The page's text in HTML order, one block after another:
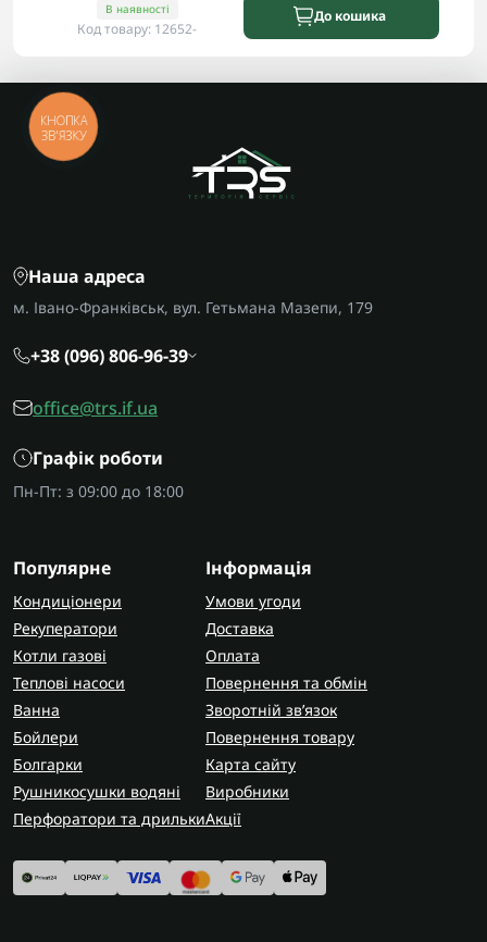
В наявності
Код товару: 12652-
До кошика
Наша адреса
м. Івано-Франківськ, вул. Гетьмана Мазепи, 179
+38 (096) 806-96-39
office@trs.if.ua
Графік роботи
Пн-Пт: з 09:00 до 18:00
Популярне
Кондиціонери
Рекуператори
Котли газові
Теплові насоси
Ванна
Бойлери
Болгарки
Рушникосушки водяні
Перфоратори та дрильки
Інформація
Умови угоди
Доставка
Оплата
Повернення та обмін
Зворотній зв’язок
Повернення товару
Карта сайту
Виробники
Акції
КНОПКА
ЗВ'ЯЗКУ